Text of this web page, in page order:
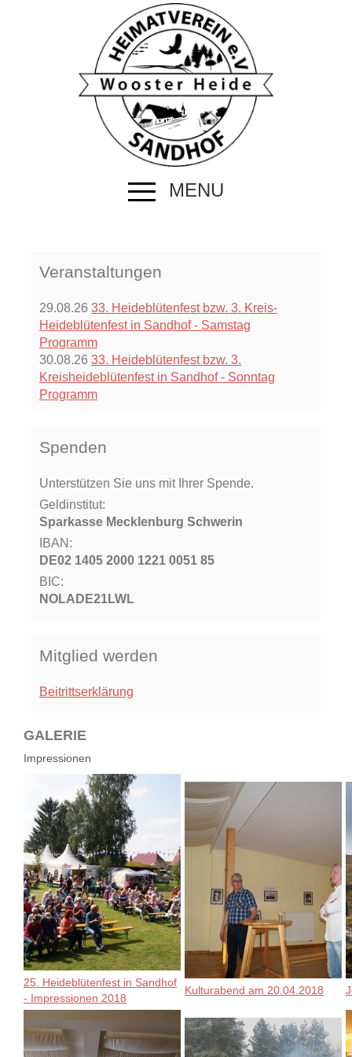
MENU
Veranstaltungen
29.08.26 33. Heideblütenfest bzw. 3. Kreis-
Heideblütenfest in Sandhof - Samstag
Programm
30.08.26 33. Heideblütenfest bzw. 3.
Kreisheideblütenfest in Sandhof - Sonntag
Programm
Spenden
Unterstützen Sie uns mit Ihrer Spende.
Geldinstitut:
Sparkasse Mecklenburg Schwerin
IBAN:
DE02 1405 2000 1221 0051 85
BIC:
NOLADE21LWL
Mitglied werden
Beitrittserklärung
GALERIE
Impressionen
25. Heideblütenfest in Sandhof
- Impressionen 2018
Kulturabend am 20.04.2018